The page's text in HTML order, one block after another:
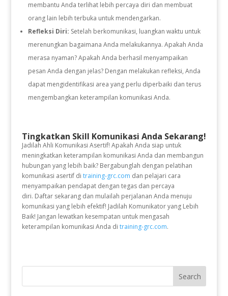
membantu Anda terlihat lebih percaya diri dan membuat
orang lain lebih terbuka untuk mendengarkan.
Refleksi Diri: Setelah berkomunikasi, luangkan waktu untuk
merenungkan bagaimana Anda melakukannya. Apakah Anda
merasa nyaman? Apakah Anda berhasil menyampaikan
pesan Anda dengan jelas? Dengan melakukan refleksi, Anda
dapat mengidentifikasi area yang perlu diperbaiki dan terus
mengembangkan keterampilan komunikasi Anda.
Tingkatkan Skill Komunikasi Anda Sekarang!
Jadilah Ahli Komunikasi Asertif! Apakah Anda siap untuk
meningkatkan keterampilan komunikasi Anda dan membangun
hubungan yang lebih baik? Bergabunglah dengan pelatihan
komunikasi asertif di training-grc.com dan pelajari cara
menyampaikan pendapat dengan tegas dan percaya
diri. Daftar sekarang dan mulailah perjalanan Anda menuju
komunikasi yang lebih efektif! Jadilah Komunikator yang Lebih
Baik! Jangan lewatkan kesempatan untuk mengasah
keterampilan komunikasi Anda di training-grc.com.